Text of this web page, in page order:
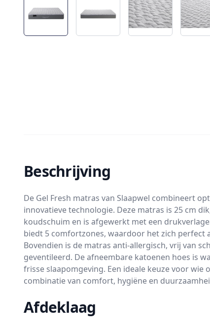
Beschrijving
De Gel Fresh matras van Slaapwel combineert
innovatieve technologie. Deze matras is 25 cm
koudschuim en is afgewerkt met een
biedt 5 comfortzones, waardoor het zich perfect
Bovendien is de matras anti-allergisch, vrij van
geventileerd. De afneembare katoenen hoes is
frisse slaapomgeving. Een ideale keuze voor wie
combinatie van comfort, hygiëne en
Afdeklaag